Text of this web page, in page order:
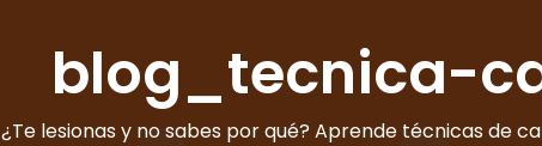
blog_tecnica-
¿Te lesionas y no sabes por qué? Aprende técnicas de